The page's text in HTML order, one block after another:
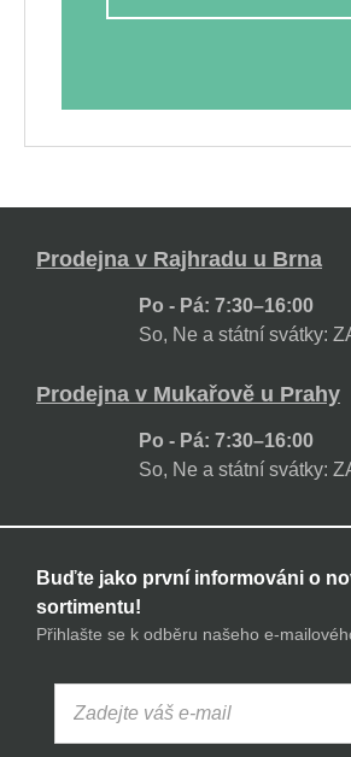
Prodejna v Rajhradu u Brna
Po - Pá: 7:30–16:00
So, Ne a státní svátky:
Prodejna v Mukařově u Prahy
Po - Pá: 7:30–16:00
So, Ne a státní svátky:
Buďte jako první informováni o
sortimentu!
Přihlašte se k odběru našeho e-